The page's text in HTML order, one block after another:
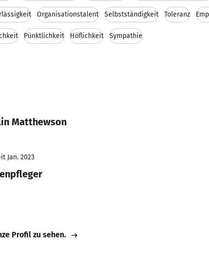
Organisationstalent Selbstständigkeit Toleranz
Pünktlichkeit Höflichkeit Sympathie
Matthewson
Jan. 2023
Profil zu sehen.